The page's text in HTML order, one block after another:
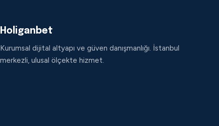
Holiganbet
Kurumsal dijital altyapı ve güven danışmanlığı. İstanbul
merkezli, ulusal ölçekte hizmet.